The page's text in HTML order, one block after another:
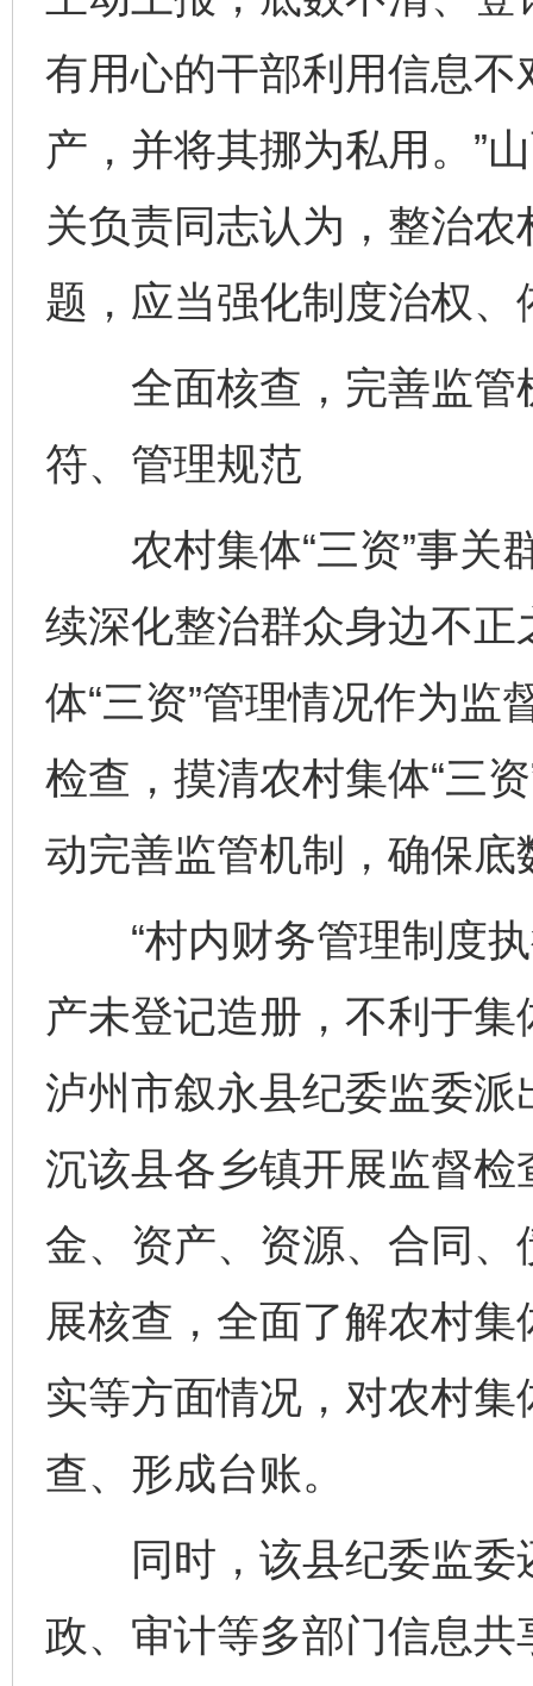
有用心的干部利用信息
产，并将其挪为私用。”
关负责同志认为，整治农
题，应当强化制度治权
全面核查，完善监管
符、管理规范
农村集体“三资”事关
续深化整治群众身边不
体“三资”管理情况作为监
检查，摸清农村集体“三
动完善监管机制，确保
“村内财务管理制度执
产未登记造册，不利于
泸州市叙永县纪委监委派
沉该县各乡镇开展监督
金、资产、资源、合同
展核查，全面了解农村集
实等方面情况，对农村集
查、形成台账。
同时，该县纪委监委
政、审计等多部门信息